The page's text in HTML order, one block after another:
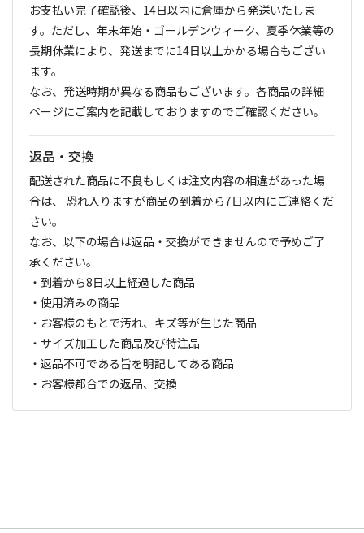
お支払い完了確認後、14日以内に倉庫から発送いたしま
す。ただし、年末年始・ゴールデンウィーク、夏季休業等の
長期休業により、発送までに14日以上かかる場合もござい
ます。
なお、発送時期が異なる商品もございます。各商品の詳細
ページにご案内を記載しておりますのでご確認ください。
返品・交換
配送された商品に不良もしくは注文内容の相違があった場
合は、 恐れ入りますが商品の到着から7日以内にご連絡くだ
さい。
なお、以下の場合は返品・交換ができませんので予めご了
承ください。
・到着から8日以上経過した商品
・使用済みの商品
・お客様のもとで汚れ、キズ等が生じた商品
・サイズ加工した商品及び特注品
・返品不可である旨を明記してある商品
・お客様都合での返品、交換